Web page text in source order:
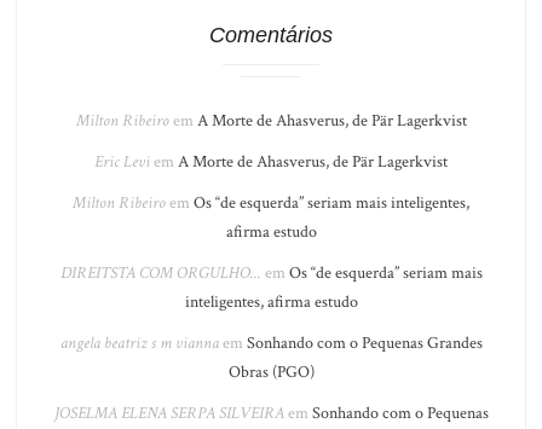
Comentários
Milton Ribeiroem A Morte de Ahasverus, de Pär Lagerkvist
Eric Leviem A Morte de Ahasverus, de Pär Lagerkvist
Milton Ribeiroem Os “de esquerda” seriam mais inteligentes,
afirma estudo
DIREITSTA COM ORGULHO... em Os “de esquerda” seriam mais
inteligentes, afirma estudo
angela beatriz s m viannaem Sonhando com o Pequenas Grandes
Obras (PGO)
JOSELMA ELENA SERPA SILVEIRAem Sonhando com o Pequenas